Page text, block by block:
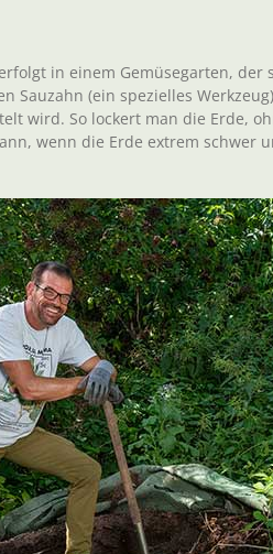
in einem Gemüsegarten,
Sauzahn (ein spezielles
wird. So lockert man die Erde,
wenn die Erde extrem schwer